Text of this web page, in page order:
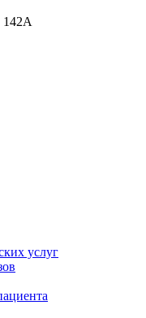
142А
услуг